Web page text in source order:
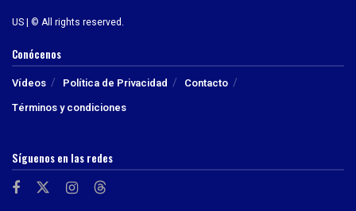
US | © All rights reserved.
Conócenos
Vídeos Política de Privacidad
Contacto
Términos y condiciones
Síguenos en las redes